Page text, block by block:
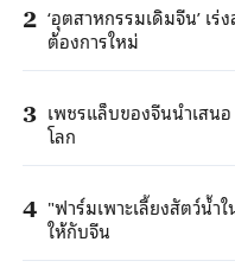
2 ‘อุตสาหกรรมเดิมจีน’ เ
ต้องการใหม่
3 เพชรแล็บของจีนนำเสน
โลก
4 "ฟาร์มเพาะเลี้ยงสัตว์น้ำ
ให้กับจีน